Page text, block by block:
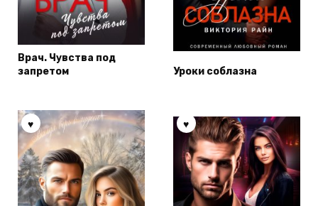
Врач. Чувства под
запретом
Уроки соблазна